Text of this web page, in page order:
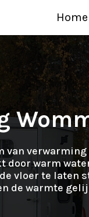
Home
van
door warm
vloer te laten
de warmte